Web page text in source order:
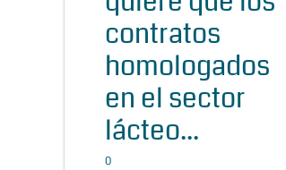
contratos
homologados
en el sector
lácteo...
0